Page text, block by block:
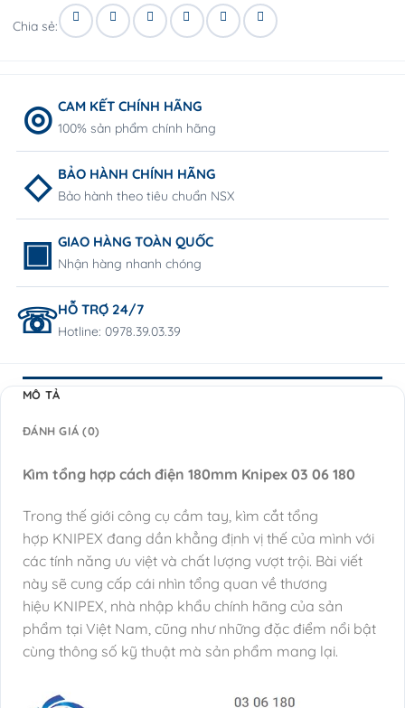
Chia sẻ:
CAM KẾT CHÍNH HÃNG
100% sản phẩm chính hãng
BẢO HÀNH CHÍNH HÃNG
Bảo hành theo tiêu chuẩn NSX
GIAO HÀNG TOÀN QUỐC
Nhận hàng nhanh chóng
HỖ TRỢ 24/7
Hotline: 0978.39.03.39
MÔ TẢ
ĐÁNH GIÁ (0)
Kìm tổng hợp cách điện 180mm Knipex 03 06 180
Trong thế giới công cụ cầm tay, kìm cắt tổng
hợp KNIPEX đang dần khẳng định vị thế của mình với
các tính năng ưu việt và chất lượng vượt trội. Bài viết
này sẽ cung cấp cái nhìn tổng quan về thương
hiệu KNIPEX, nhà nhập khẩu chính hãng của sản
phẩm tại Việt Nam, cũng như những đặc điểm nổi bật
cùng thông số kỹ thuật mà sản phẩm mang lại.